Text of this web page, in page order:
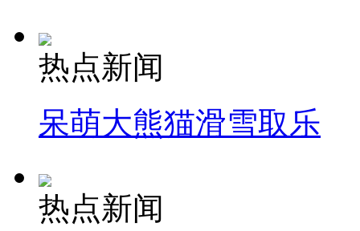
热点新闻
呆萌大熊猫滑雪取乐
热点新闻